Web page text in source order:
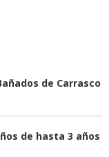
de Carrasco
de hasta 3 años